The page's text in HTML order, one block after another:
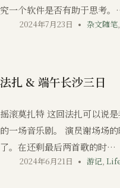
究一个软件是否有助于思考
2024年7月23日 杂文随笔,
法扎 & 端午长沙三日
摇滚莫扎特 这回法扎可以说
的一场音乐剧。 演员谢场场
了。在还剩最后两首歌的时…
2024年6月21日 游记,